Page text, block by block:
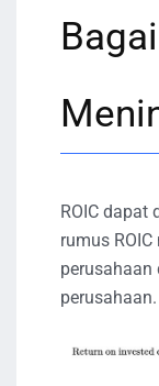
ROIC dapat
rumus
perusahaan
perusahaan.